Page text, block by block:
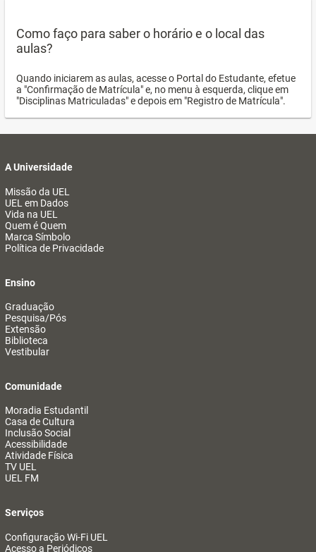
Como faço para saber o horário e o local das
aulas?
Quando iniciarem as aulas, acesse o Portal do Estudante, efetue
a "Confirmação de Matrícula" e, no menu à esquerda, clique em
"Disciplinas Matriculadas" e depois em "Registro de Matrícula".
A Universidade
Missão da UEL
UEL em Dados
Vida na UEL
Quem é Quem
Marca Símbolo
Política de Privacidade
Ensino
Graduação
Pesquisa/Pós
Extensão
Biblioteca
Vestibular
Comunidade
Moradia Estudantil
Casa de Cultura
Inclusão Social
Acessibilidade
Atividade Física
TV UEL
UEL FM
Serviços
Configuração Wi-Fi UEL
Acesso a Periódicos